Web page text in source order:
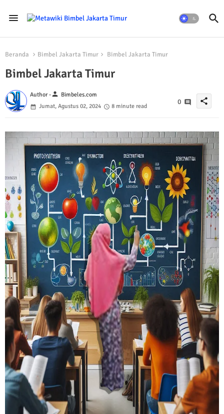
Beranda Bimbel Jakarta Timur Bimbel Jakarta Timur
Bimbel Jakarta Timur
Author -person Bimbeles.com
Jumat, Agustus 02, 2024
8 minute read
0 share